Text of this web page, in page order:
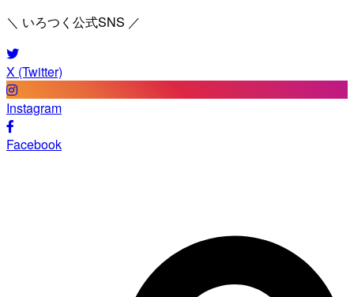
＼ いろつく公式SNS ／
X (Twitter)
Instagram
Facebook